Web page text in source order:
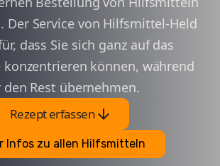
Der Service von Hilfsmittel-Held
dass Sie sich ganz auf das
konzentrieren können, während
Rest übernehmen.
Rezept erfassenarrow_downward
Infos zu allen Hilfsmitteln